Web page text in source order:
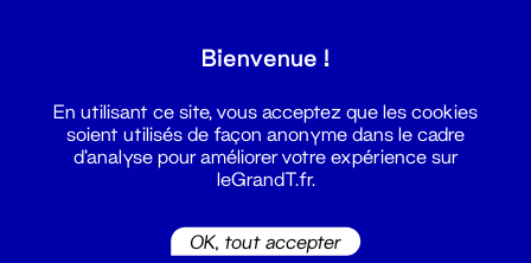
Bienvenue !
En utilisant ce site, vous acceptez que les cookies
soient utilisés de façon anonyme dans le cadre
d'analyse pour améliorer votre expérience sur
leGrandT.fr.
OK, tout accepter